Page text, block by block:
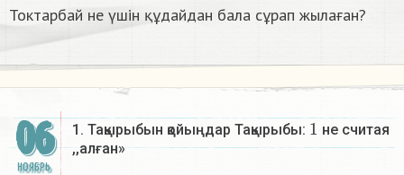
Токтарбай не үшін құдайдан бала сұрап жылаған? ​
06
НОЯБРЬ
1. Тақырыбын қойыңдар Тақырыбы:
1
не считая
,,алған»​